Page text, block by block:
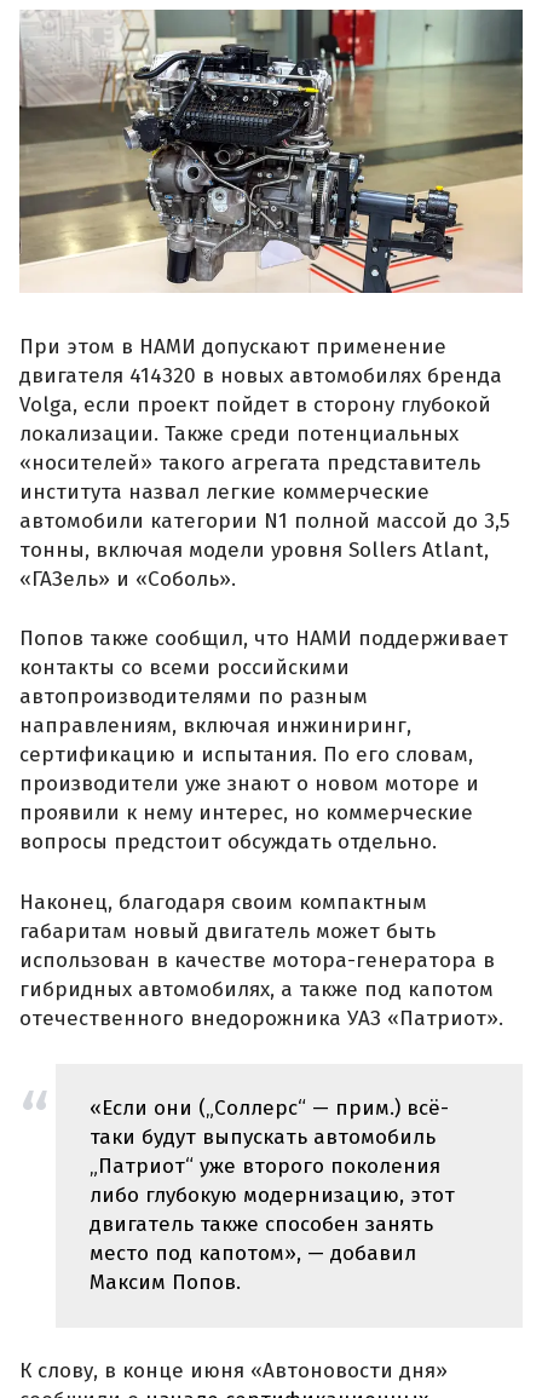
При этом в НАМИ допускают применение
двигателя 414320 в новых автомобилях бренда
Volga, если проект пойдет в сторону глубокой
локализации. Также среди потенциальных
«носителей» такого агрегата представитель
института назвал легкие коммерческие
автомобили категории N1 полной массой до 3,5
тонны, включая модели уровня Sollers Atlant,
«ГАЗель» и «Соболь».
Попов также сообщил, что НАМИ поддерживает
контакты со всеми российскими
автопроизводителями по разным
направлениям, включая инжиниринг,
сертификацию и испытания. По его словам,
производители уже знают о новом моторе и
проявили к нему интерес, но коммерческие
вопросы предстоит обсуждать отдельно.
Наконец, благодаря своим компактным
габаритам новый двигатель может быть
использован в качестве мотора-генератора в
гибридных автомобилях, а также под капотом
отечественного внедорожника УАЗ «Патриот».
«Если они („Соллерс“ — прим.) всё-
таки будут выпускать автомобиль
„Патриот“ уже второго поколения
либо глубокую модернизацию, этот
двигатель также способен занять
место под капотом», — добавил
Максим Попов.
К слову, в конце июня «Автоновости дня»